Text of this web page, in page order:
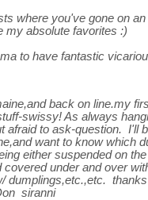
where you've gone on
my absolute favorites :)
to have fantastic
back on line.my
swissy! As always
afraid to ask-question. I'll
want to know which
either suspended on
covered under and over
dumplings,etc.,etc.
siranni